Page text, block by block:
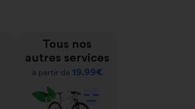
Tous nos
autres services
à partir de 19.99€